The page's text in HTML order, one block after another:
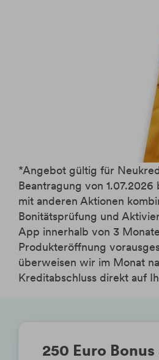
*Angebot gültig für
Beantragung von
mit anderen Aktionen
Bonitätsprüfung und
App innerhalb von 3
Produkteröffnung
überweisen wir im Monat
Kreditabschluss direkt auf
250 Euro